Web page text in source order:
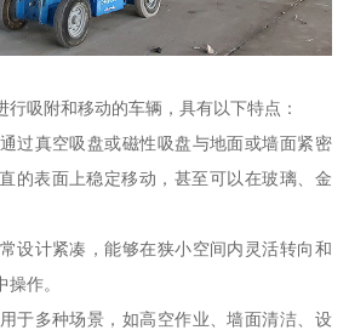
吸附和移动的车辆，具有以下特点：
过真空吸盘或磁性吸盘与地面或墙面紧密
的表面上稳定移动，甚至可以在玻璃、金
设计紧凑，能够在狭小空间内灵活转向和
作。
于多种场景，如高空作业、墙面清洁、设